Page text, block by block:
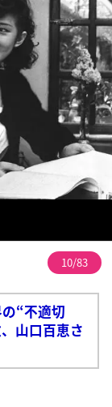
10/83
の“不適切
山口百恵さ